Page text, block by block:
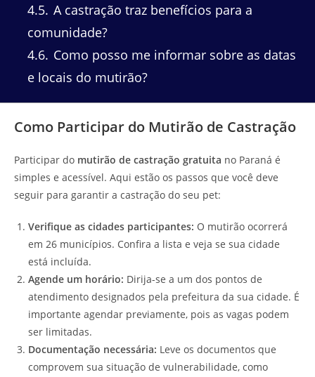
4.5 A castração traz benefícios para a
comunidade?
4.6 Como posso me informar sobre as datas
e locais do mutirão?
Como Participar do Mutirão de Castração
Participar do mutirão de castração gratuita no Paraná é
simples e acessível. Aqui estão os passos que você deve
seguir para garantir a castração do seu pet:
Verifique as cidades participantes: O mutirão ocorrerá
em 26 municípios. Confira a lista e veja se sua cidade
está incluída.
Agende um horário: Dirija-se a um dos pontos de
atendimento designados pela prefeitura da sua cidade. É
importante agendar previamente, pois as vagas podem
ser limitadas.
Documentação necessária: Leve os documentos que
comprovem sua situação de vulnerabilidade, como